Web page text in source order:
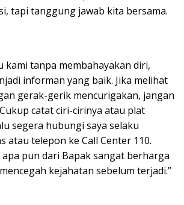
tapi tanggung jawab kita bersama.
kami tanpa membahayakan diri,
informan yang baik. Jika melihat
gerak-gerik mencurigakan, jangan
catat ciri-cirinya atau plat
segera hubungi saya selaku
atau telepon ke Call Center 110.
pun dari Bapak sangat berharga
kejahatan sebelum terjadi.”